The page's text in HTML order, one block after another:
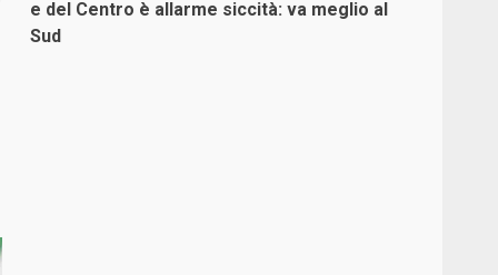
e del Centro è allarme siccità: va meglio al
Sud